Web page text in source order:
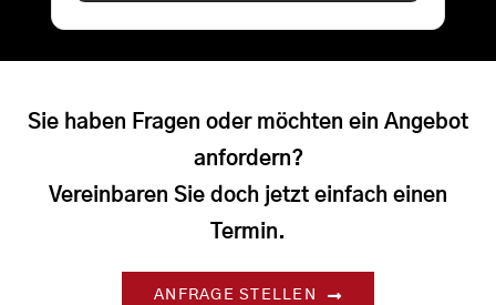
Sie haben Fragen oder möchten ein Angebot
anfordern?
Vereinbaren Sie doch jetzt einfach einen
Termin.
ANFRAGE STELLEN